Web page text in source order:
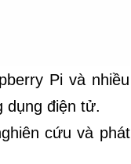
Pi và nhiều
dụng điện tử.
cứu và phát